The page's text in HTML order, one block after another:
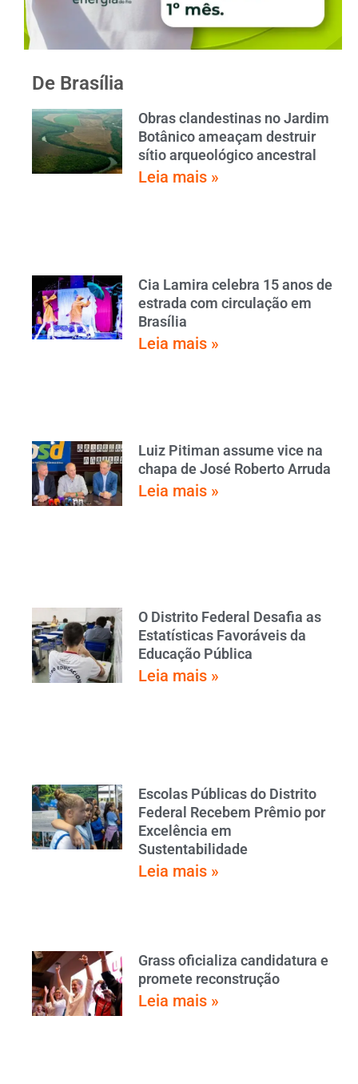
De Brasília
Obras clandestinas no Jardim
Botânico ameaçam destruir
sítio arqueológico ancestral
Leia mais »
Cia Lamira celebra 15 anos de
estrada com circulação em
Brasília
Leia mais »
Luiz Pitiman assume vice na
chapa de José Roberto Arruda
Leia mais »
O Distrito Federal Desafia as
Estatísticas Favoráveis da
Educação Pública
Leia mais »
Escolas Públicas do Distrito
Federal Recebem Prêmio por
Excelência em
Sustentabilidade
Leia mais »
Grass oficializa candidatura e
promete reconstrução
Leia mais »